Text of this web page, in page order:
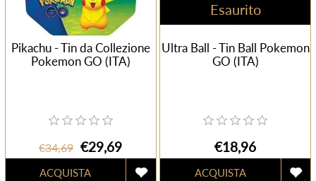
Pikachu - Tin da Collezione
Pokemon GO (ITA)
€34,69 €29,69
Esaurito
Ultra Ball - Tin Ball Pokemon
GO (ITA)
€18,96